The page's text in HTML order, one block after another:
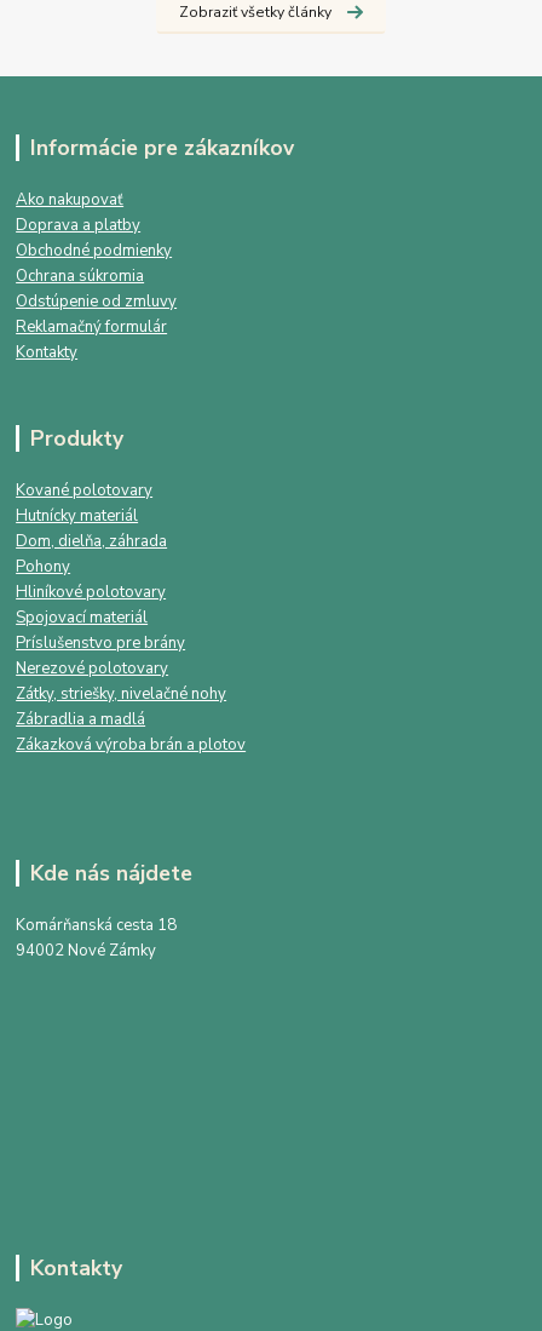
Zobraziť všetky články
Informácie pre zákazníkov
Ako nakupovať
Doprava a platby
Obchodné podmienky
Ochrana súkromia
Odstúpenie od zmluvy
Reklamačný formulár
Kontakty
Produkty
Kované polotovary
Hutnícky materiál
Dom, dielňa, záhrada
Pohony
Hliníkové polotovary
Spojovací materiál
Príslušenstvo pre brány
Nerezové polotovary
Zátky, striešky, nivelačné nohy
Zábradlia a madlá
Zákazková výroba brán a plotov
Kde nás nájdete
Komárňanská cesta 18
94002 Nové Zámky
Kontakty